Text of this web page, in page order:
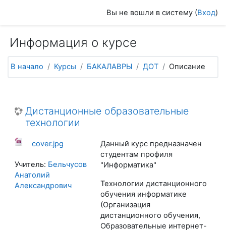
Вы не вошли в систему (Вход)
Информация о курсе
В начало Курсы БАКАЛАВРЫ ДОТ Описание
Дистанционные образовательные
технологии
Данный курс предназначен
студентам профиля
"Информатика"
Технологии дистанционного
обучения информатике
(Организация
дистанционного обучения,
Образовательные интернет-
cover.jpg
Учитель: Бельчусов
Анатолий
Александрович